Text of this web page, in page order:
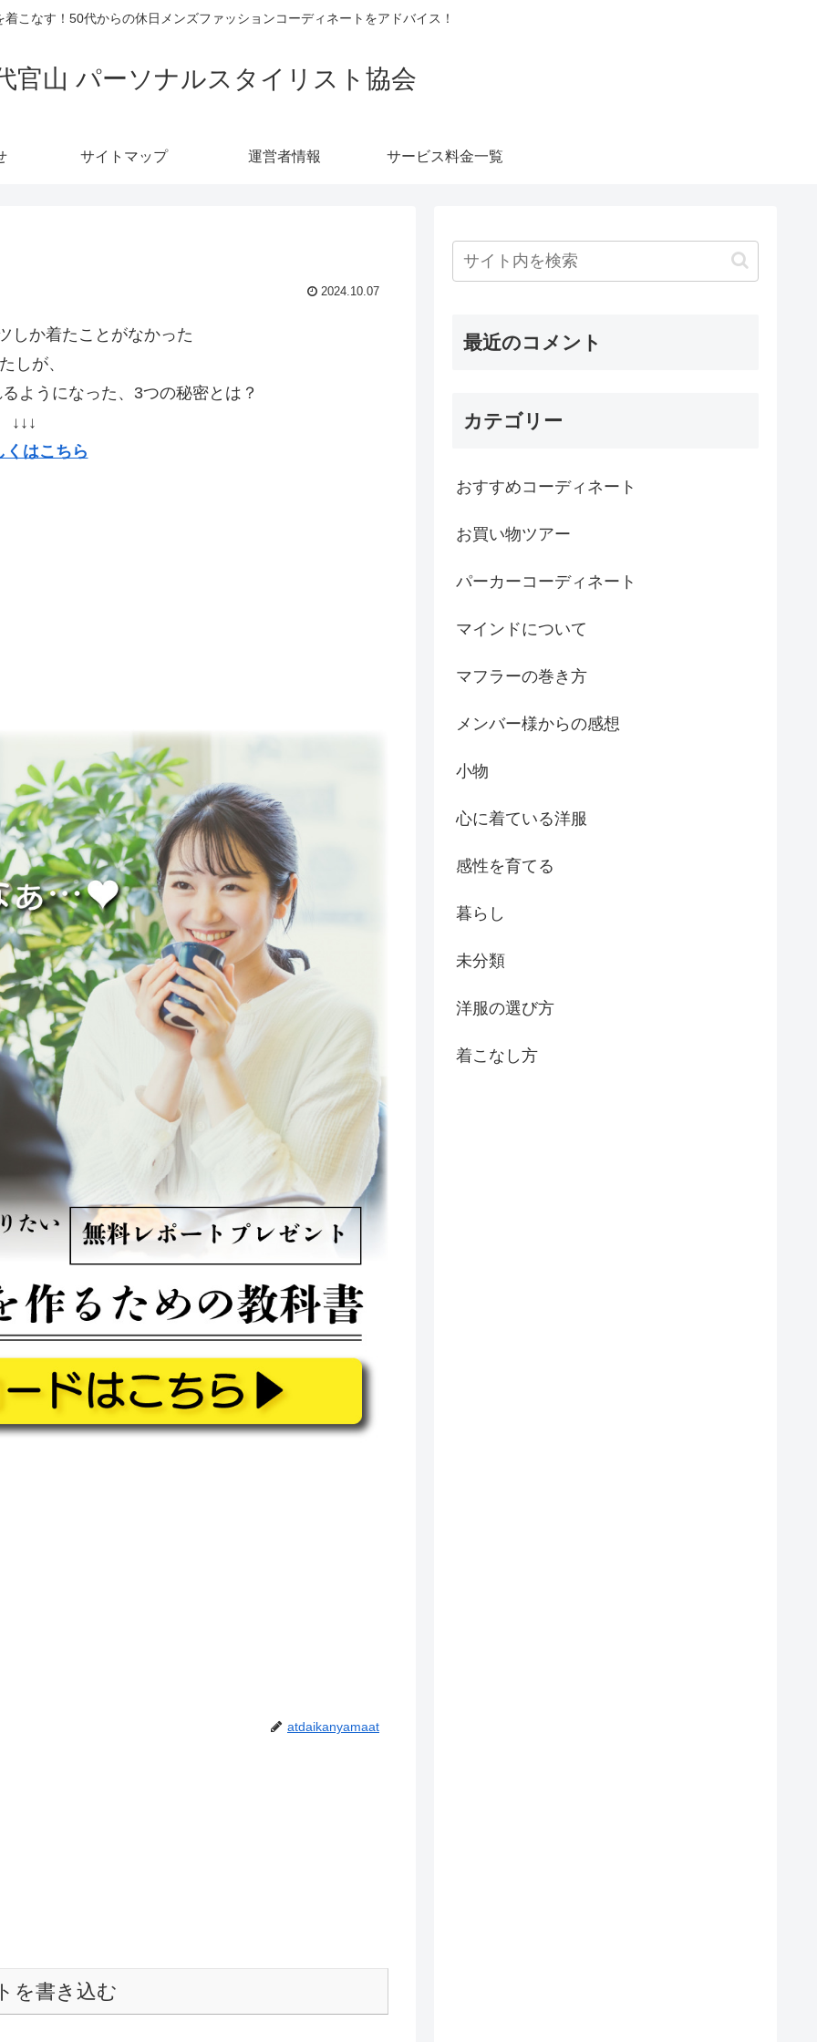
着こなす！50代からの休日メンズファッションコーディネートをアドバイス！
官山 パーソナルスタイリスト協会
サイトマップ 運営者情報 サービス料金一覧
2024.10.07
しか着たことがなかった
しが、
ようになった、3つの秘密とは？
↓↓↓
はこちら
atdaikanyamaat
を書き込む
最近のコメント
カテゴリー
おすすめコーディネート
お買い物ツアー
パーカーコーディネート
マインドについて
マフラーの巻き方
メンバー様からの感想
小物
心に着ている洋服
感性を育てる
暮らし
未分類
洋服の選び方
着こなし方